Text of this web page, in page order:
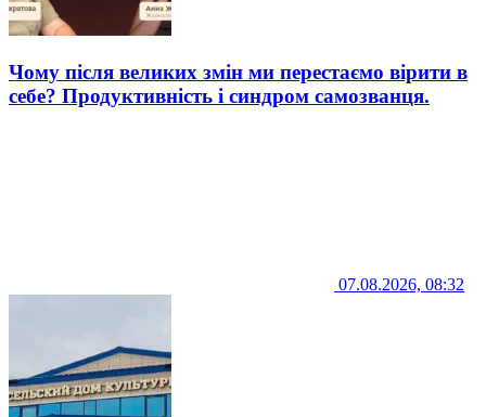
Чому після великих змін ми перестаємо вірити в
себе? Продуктивність і синдром самозванця.
07.08.2026, 08:32